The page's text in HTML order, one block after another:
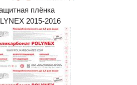
плёнка
2015-2016